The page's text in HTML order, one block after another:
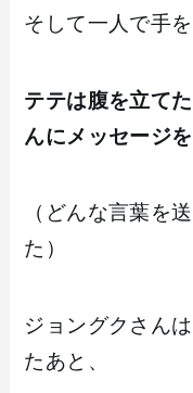
そして一人で手
テテは腹を立て
んにメッセージ
（どんな言葉を
た）
ジョングクさん
たあと、